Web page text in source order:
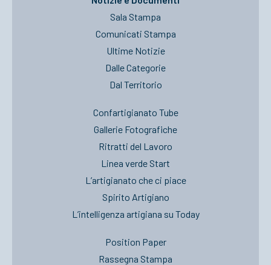
Sala Stampa
Comunicati Stampa
Ultime Notizie
Dalle Categorie
Dal Territorio
Confartigianato Tube
Gallerie Fotografiche
Ritratti del Lavoro
Linea verde Start
L’artigianato che ci piace
Spirito Artigiano
L’intelligenza artigiana su Today
Position Paper
Rassegna Stampa